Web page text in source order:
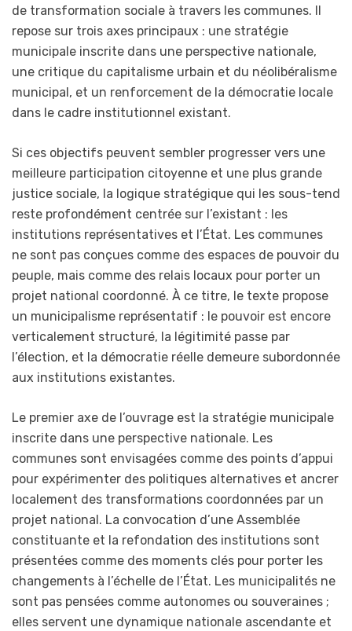
de transformation sociale à travers les communes. Il
repose sur trois axes principaux : une stratégie
municipale inscrite dans une perspective nationale,
une critique du capitalisme urbain et du néolibéralisme
municipal, et un renforcement de la démocratie locale
dans le cadre institutionnel existant.
Si ces objectifs peuvent sembler progresser vers une
meilleure participation citoyenne et une plus grande
justice sociale, la logique stratégique qui les sous-tend
reste profondément centrée sur l’existant : les
institutions représentatives et l’État. Les communes
ne sont pas conçues comme des espaces de pouvoir du
peuple, mais comme des relais locaux pour porter un
projet national coordonné. À ce titre, le texte propose
un municipalisme représentatif : le pouvoir est encore
verticalement structuré, la légitimité passe par
l’élection, et la démocratie réelle demeure subordonnée
aux institutions existantes.
Le premier axe de l’ouvrage est la stratégie municipale
inscrite dans une perspective nationale. Les
communes sont envisagées comme des points d’appui
pour expérimenter des politiques alternatives et ancrer
localement des transformations coordonnées par un
projet national. La convocation d’une Assemblée
constituante et la refondation des institutions sont
présentées comme des moments clés pour porter les
changements à l’échelle de l’État. Les municipalités ne
sont pas pensées comme autonomes ou souveraines ;
elles servent une dynamique nationale ascendante et